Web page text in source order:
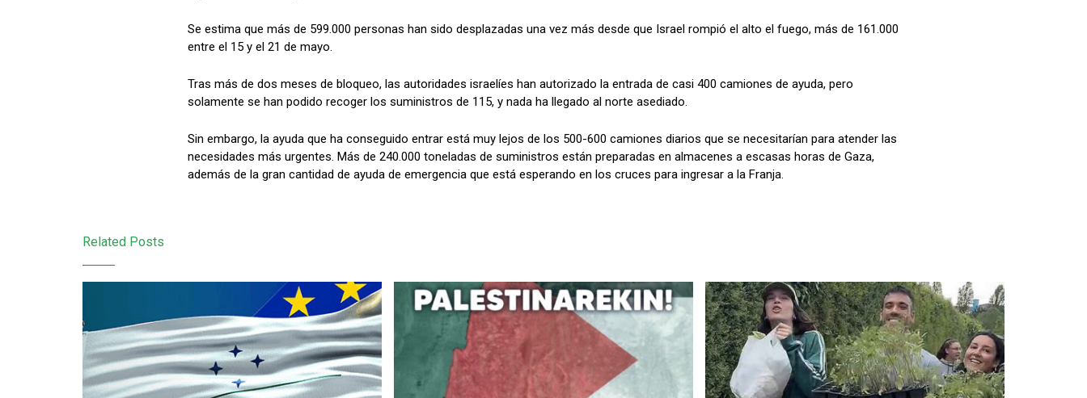
Se estima que más de 599.000 personas han sido desplazadas una vez más desde que Israel rompió el alto el fuego, más de 161.000
entre el 15 y el 21 de mayo.
Tras más de dos meses de bloqueo, las autoridades israelíes han autorizado la entrada de casi 400 camiones de ayuda, pero
solamente se han podido recoger los suministros de 115, y nada ha llegado al norte asediado.
Sin embargo, la ayuda que ha conseguido entrar está muy lejos de los 500-600 camiones diarios que se necesitarían para atender las
necesidades más urgentes. Más de 240.000 toneladas de suministros están preparadas en almacenes a escasas horas de Gaza,
además de la gran cantidad de ayuda de emergencia que está esperando en los cruces para ingresar a la Franja.
Related Posts